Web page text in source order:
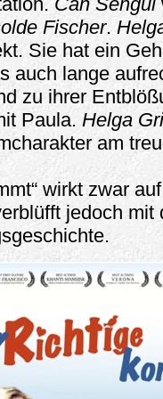
Fischer.
Sie hat ein
auch lange
zu ihrer
Paula. Helga
am
wirkt zwar
jedoch mit